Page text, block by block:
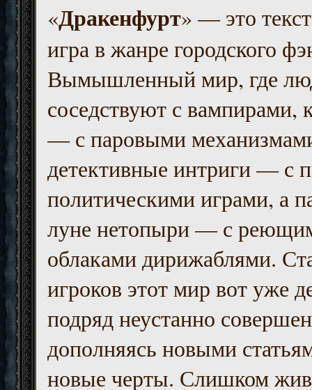
«Дракенфурт» — это
игра в жанре городского
Вымышленный мир, где
соседствуют с вампирами,
— с паровыми
детективные интриги — с
политическими играми, а
луне нетопыри — с
облаками дирижаблями.
игроков этот мир вот уже
подряд неустанно
дополняясь новыми
новые черты. Слишком